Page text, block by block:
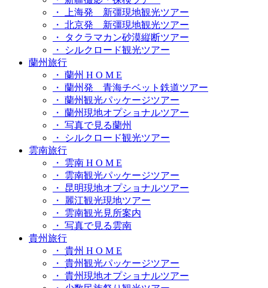
・ 上海発 新彊現地観光ツアー
・ 北京発 新彊現地観光ツアー
・ タクラマカン砂漠縦断ツアー
・ シルクロード観光ツアー
蘭州旅行
・ 蘭州 H O M E
・ 蘭州発 青海チベット鉄道ツアー
・ 蘭州観光パッケージツアー
・ 蘭州現地オプショナルツアー
・ 写真で見る蘭州
・ シルクロード観光ツアー
雲南旅行
・ 雲南 H O M E
・ 雲南観光パッケージツアー
・ 昆明現地オプショナルツアー
・ 麗江観光現地ツアー
・ 雲南観光見所案内
・ 写真で見る雲南
貴州旅行
・ 貴州 H O M E
・ 貴州観光パッケージツアー
・ 貴州現地オプショナルツアー